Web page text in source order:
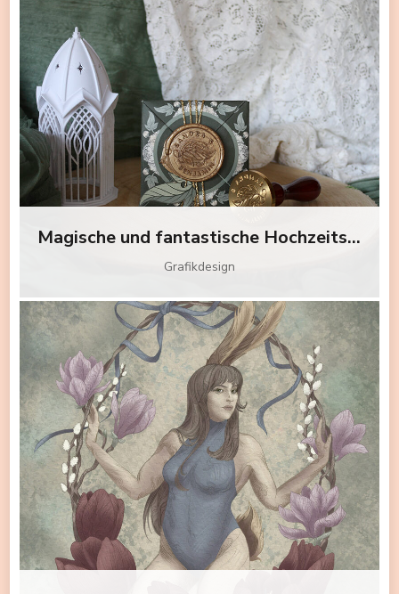
Magische und fantastische Hochzeitspapeterie mit Illustrationen
Grafikdesign